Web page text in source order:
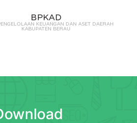
BPKAD
KEUANGAN DAN ASET DAERAH
KABUPATEN BERAU